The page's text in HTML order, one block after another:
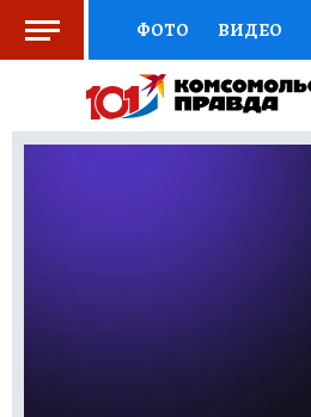
ФОТО ВИДЕО
СОЦПОДДЕРЖКА
ВЫБОР ЭКСПЕРТОВ